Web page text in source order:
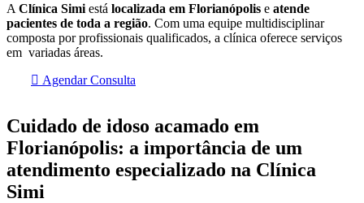
A Clínica Simi está localizada em Florianópolis e atende
pacientes de toda a região. Com uma equipe multidisciplinar
composta por profissionais qualificados, a clínica oferece serviços
em variadas áreas.
Agendar Consulta
Cuidado de idoso acamado em
Florianópolis: a importância de um
atendimento especializado na Clínica
Simi